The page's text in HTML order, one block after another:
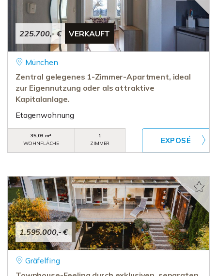
225.700,- € VERKAUFT
München
Zentral gelegenes 1-Zimmer-Apartment, ideal
zur Eigennutzung oder als attraktive
Kapitalanlage.
Etagenwohnung
35,03 m²
WOHNFLÄCHE
1
ZIMMER
1.595.000,- €
Gräfelfing